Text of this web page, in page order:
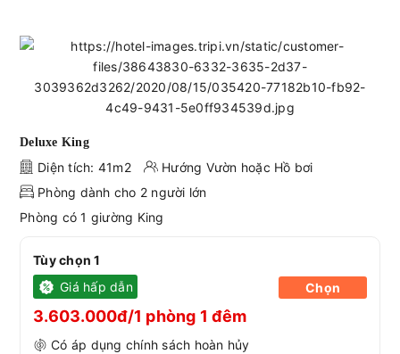
Deluxe King
Diện tích: 41m2
Hướng Vườn hoặc Hồ bơi
Phòng dành cho 2 người lớn
Phòng có 1 giường King
Tùy chọn 1
Giá hấp dẫn
3.603.000đ/1 phòng 1 đêm
Có áp dụng chính sách hoàn hủy
Chọn